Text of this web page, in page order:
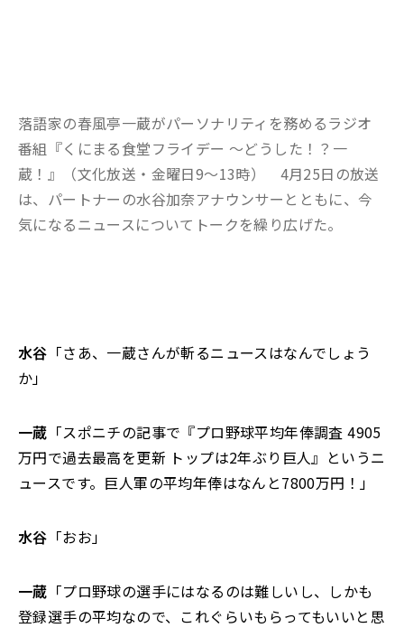
落語家の春風亭一蔵がパーソナリティを務めるラジオ
番組『くにまる食堂フライデー ～どうした！？一
蔵！』（文化放送・金曜日9〜13時） 4月25日の放送
は、パートナーの水谷加奈アナウンサーとともに、今
気になるニュースについてトークを繰り広げた。
水谷 「さあ、一蔵さんが斬るニュースはなんでしょう
か」
一蔵 「スポニチの記事で『プロ野球平均年俸調査 4905
万円で過去最高を更新 トップは2年ぶり巨人』というニ
ュースです。巨人軍の平均年俸はなんと7800万円！」
水谷 「おお」
一蔵 「プロ野球の選手にはなるのは難しいし、しかも
登録選手の平均なので、これぐらいもらってもいいと思